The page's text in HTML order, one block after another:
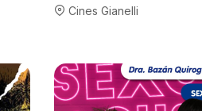
Cines Gianelli